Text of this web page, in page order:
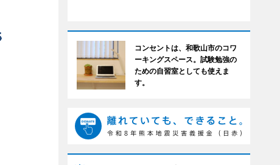
コンセントは、和歌山市のコワ
ーキングスペース。試験勉強の
ための自習室としても使えま
す。